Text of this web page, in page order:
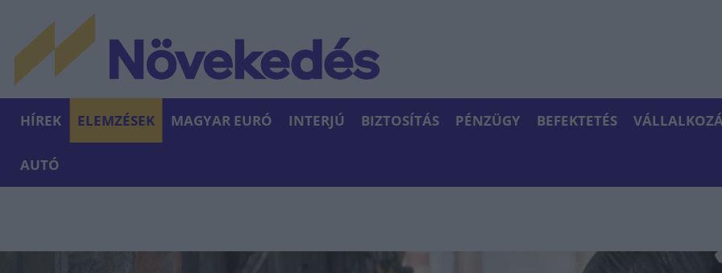
HÍREK ELEMZÉSEK MAGYAR EURÓ INTERJÚ BIZTOSÍTÁS PÉNZÜGY BEFEKTETÉS
AUTÓ